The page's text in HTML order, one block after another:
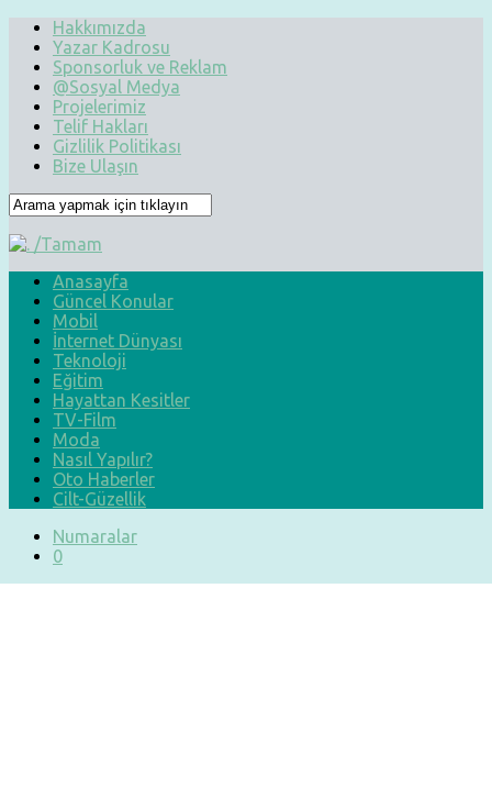
Hakkımızda
Yazar Kadrosu
Sponsorluk ve Reklam
@Sosyal Medya
Projelerimiz
Telif Hakları
Gizlilik Politikası
Bize Ulaşın
Anasayfa
Güncel Konular
Mobil
İnternet Dünyası
Teknoloji
Eğitim
Hayattan Kesitler
TV-Film
Moda
Nasıl Yapılır?
Oto Haberler
Cilt-Güzellik
Numaralar
0